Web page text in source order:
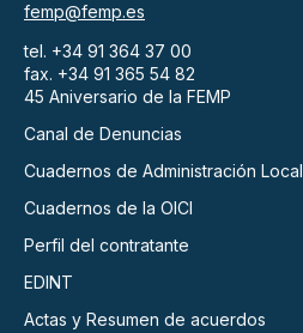
femp@femp.es
tel. +34 91 364 37 00
fax. +34 91 365 54 82
45 Aniversario de la FEMP
Canal de Denuncias
Cuadernos de Administración Local
Cuadernos de la OICI
Perfil del contratante
EDINT
Actas y Resumen de acuerdos